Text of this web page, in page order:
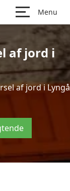
Menu
af jord i
af jord i Lyngå